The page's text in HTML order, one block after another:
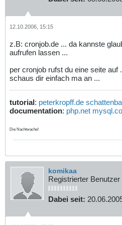
12.10.2006, 15:15
z.B: cronjob.de ... da kannste
aufrufen lassen ...
per cronjob rufst du eine seite auf
schaus dir einfach ma an ...
tutorial: peterkropff.de
documentation: php.net
Die Nachtwache!
komikaa
Registrierter Benutzer
Dabei seit: